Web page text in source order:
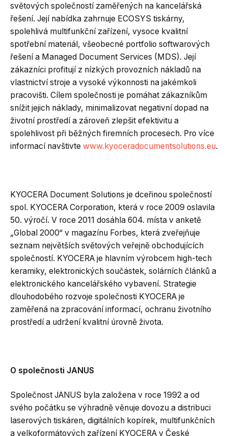
světových společností zaměřených na kancelářská
řešení. Její nabídka zahrnuje ECOSYS tiskárny,
spolehlivá multifunkční zařízení, vysoce kvalitní
spotřební materiál, všeobecné portfolio softwarových
řešení a Managed Document Services (MDS). Její
zákazníci profitují z nízkých provozních nákladů na
vlastnictví stroje a vysoké výkonnosti na jakémkoli
pracovišti. Cílem společnosti je pomáhat zákazníkům
snížit jejich náklady, minimalizovat negativní dopad na
životní prostředí a zároveň zlepšit efektivitu a
spolehlivost při běžných firemních procesech. Pro více
informací navštivte www.kyoceradocumentsolutions.eu.
KYOCERA Document Solutions je dceřinou společností
spol. KYOCERA Corporation, která v roce 2009 oslavila
50. výročí. V roce 2011 dosáhla 604. místa v anketě
„Global 2000“ v magazínu Forbes, která zveřejňuje
seznam největších světových veřejně obchodujících
společností. KYOCERA je hlavním výrobcem high-tech
keramiky, elektronických součástek, solárních článků a
elektronického kancelářského vybavení. Strategie
dlouhodobého rozvoje společnosti KYOCERA je
zaměřená na zpracování informací, ochranu životního
prostředí a udržení kvalitní úrovně života.
O společnosti JANUS
Společnost JANUS byla založena v roce 1992 a od
svého počátku se výhradně věnuje dovozu a distribuci
laserových tiskáren, digitálních kopírek, multifunkčních
a velkoformátových zařízení KYOCERA v České